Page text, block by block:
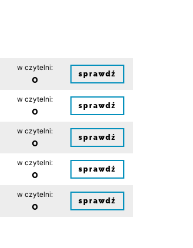
w czytelni:
0 sprawdź
w czytelni:
0 sprawdź
w czytelni:
0 sprawdź
w czytelni:
0 sprawdź
w czytelni:
0 sprawdź